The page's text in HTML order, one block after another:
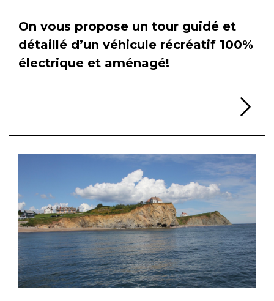
On vous propose un tour guidé et
détaillé d’un véhicule récréatif 100%
électrique et aménagé!